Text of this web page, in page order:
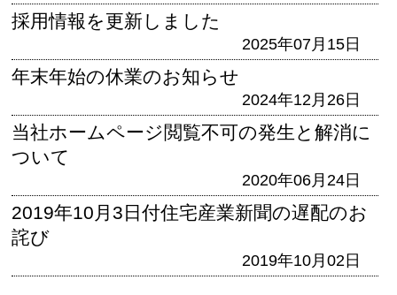
採用情報を更新しました
2025年07月15日
年末年始の休業のお知らせ
2024年12月26日
当社ホームページ閲覧不可の発生と解消に
ついて
2020年06月24日
2019年10月3日付住宅産業新聞の遅配のお
詫び
2019年10月02日